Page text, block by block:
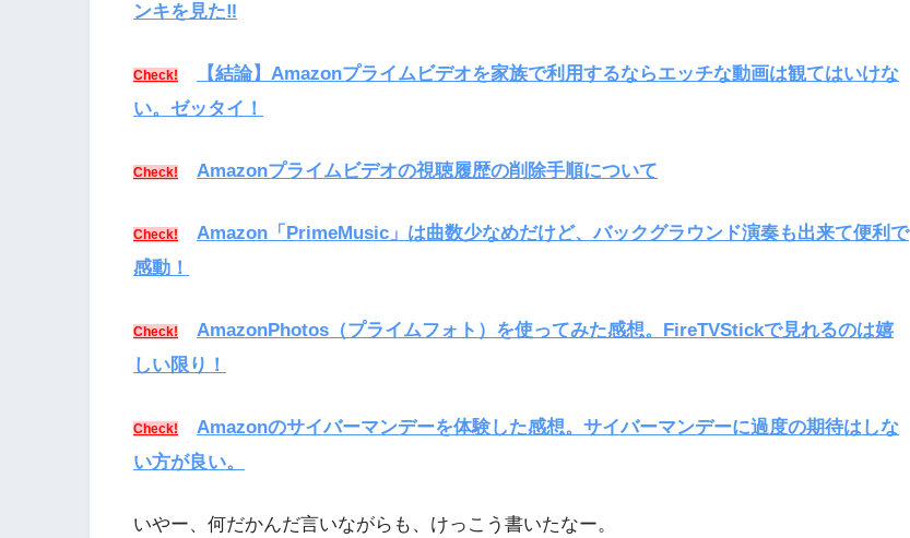
ンキを見た‼︎
Check!
【結論】Amazonプライムビデオを家族で利用するならエッチな動画は観てはいけな
い。ゼッタイ！
Check! Amazonプライムビデオの視聴履歴の削除手順について
Check!
Amazon「PrimeMusic」は曲数少なめだけど、バックグラウンド演奏も出来て便利で
感動！
Check!
AmazonPhotos（プライムフォト）を使ってみた感想。FireTVStickで見れるのは嬉
しい限り！
Check!
Amazonのサイバーマンデーを体験した感想。サイバーマンデーに過度の期待はしな
い方が良い。
いやー、何だかんだ言いながらも、けっこう書いたなー。